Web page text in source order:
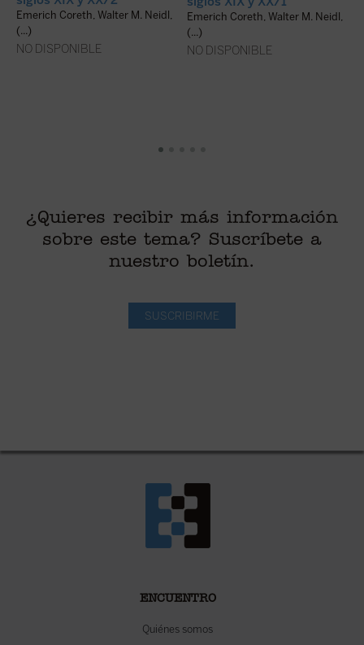
Emerich Coreth, Walter M. Neidl,
(...)
NO DISPONIBLE
Emerich Coreth, Walter M. Neidl,
(...)
NO DISPONIBLE
¿Quieres recibir más información
sobre este tema? Suscríbete a
nuestro boletín.
SUSCRIBIRME
ENCUENTRO
Quiénes somos